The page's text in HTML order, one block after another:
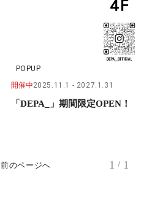
POPUP
開催中2025.11.1 2027.1.31
「DEPA_」期間限定OPEN！
前のページへ 1 / 1